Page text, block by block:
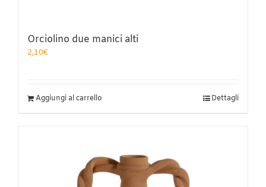
Orciolino due manici alti
2,10€
Aggiungi al carrello Dettagli